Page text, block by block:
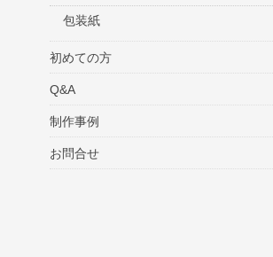
包装紙
初めての方
Q&A
制作事例
お問合せ